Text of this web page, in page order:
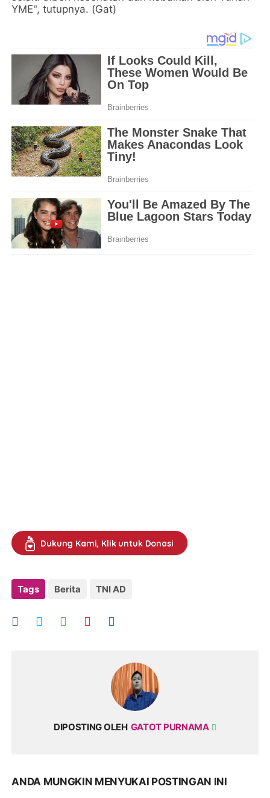
YME", tutupnya. (Gat)
Dukung Kami, Klik untuk Donasi
Tags Berita TNI AD
DIPOSTING OLEH GATOT PURNAMA
ANDA MUNGKIN MENYUKAI POSTINGAN INI